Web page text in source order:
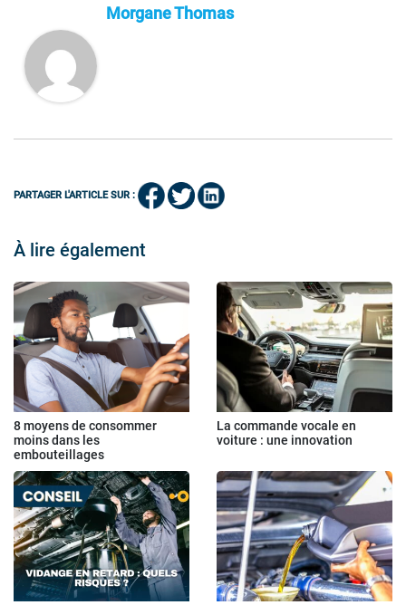
Morgane Thomas
PARTAGER L'ARTICLE SUR :
À lire également
8 moyens de consommer
moins dans les
embouteillages
La commande vocale en
voiture : une innovation